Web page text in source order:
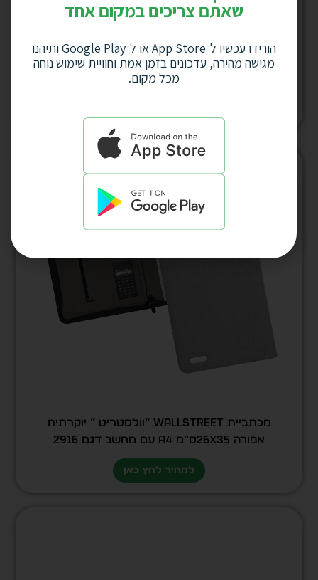
עט נובו לכה בורדו X-Pen NOVO דגם XP-145
מכתביית Wallstreet “וולסטריט ” יוקרתית
אפורה 26X35ס”מ A4 עם מחשב דגם 2916
למחיר לחץ כאן
שאתם צריכים במקום אחד
הורידו עכשיו ל־App Store או ל־Google Play ותיהנו
מגישה מהירה, עדכונים בזמן אמת וחוויית שימוש נוחה
מכל מקום.